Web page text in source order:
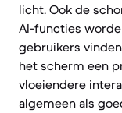
licht. Ook de
AI-functies
gebruikers
het scherm een
vloeiendere
algemeen als